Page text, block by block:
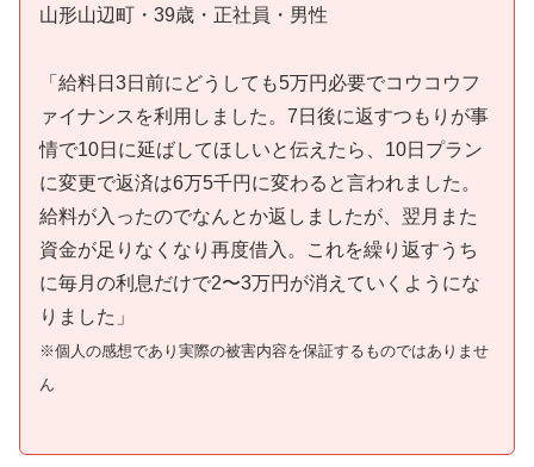
山形山辺町・39歳・正社員・男性
「給料日3日前にどうしても5万円必要でコウコウフ
ァイナンスを利用しました。7日後に返すつもりが事
情で10日に延ばしてほしいと伝えたら、10日プラン
に変更で返済は6万5千円に変わると言われました。
給料が入ったのでなんとか返しましたが、翌月また
資金が足りなくなり再度借入。これを繰り返すうち
に毎月の利息だけで2〜3万円が消えていくようにな
りました」
※個人の感想であり実際の被害内容を保証するものではありませ
ん